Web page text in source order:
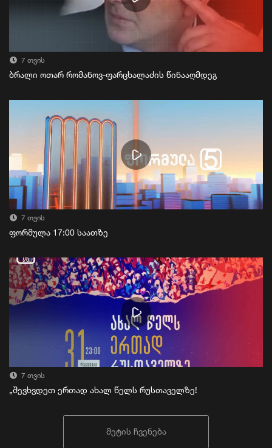
7 თვის
ბრალი ოთარ რომანოვ-ფარცხალაძის წინააღმდეგ
7 თვის
ფორმულა 17:00 საათზე
7 თვის
„შევხვდეთ ერთად ახალ წელს რუსთაველზე!
მეტის ჩვენება